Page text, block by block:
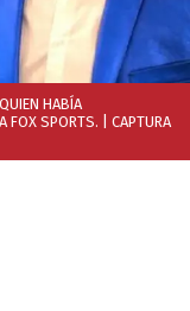
HABÍA
FOX SPORTS. | CAPTURA